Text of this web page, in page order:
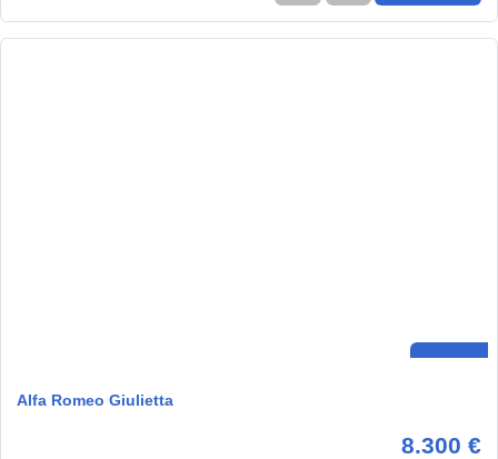
Alfa Romeo Giulietta
8.300 €